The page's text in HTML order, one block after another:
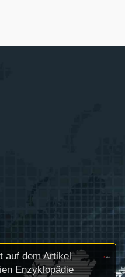
auf dem Artikel
Enzyklopädie